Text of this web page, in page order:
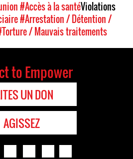
#Accès à la santéViolations
#Arrestation / Détention /
/ Mauvais traitements
to Empower
UN DON
AGISSEZ